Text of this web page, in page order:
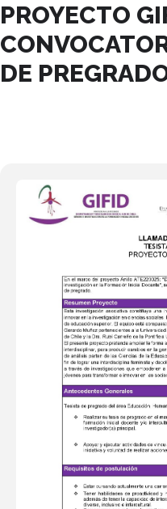
PROYECTO
DE